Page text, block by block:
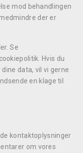
mod behandlingen
der er
Se
Hvis du
data, vil vi gerne
en klage til
kontaktoplysninger
om vores